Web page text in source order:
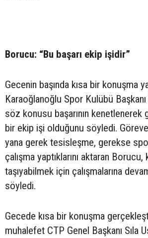
Borucu: “Bu başarı ekip işidir”
Gecenin başında kısa bir konuşma
Karaoğlanoğlu Spor Kulübü
söz konusu başarının kenetlenerek
bir ekip işi olduğunu söyledi.
yana gerek tesisleşme, gerekse
çalışma yaptıklarını aktaran
taşıyabilmek için çalışmalarına
söyledi.
Gecede kısa bir konuşma
muhalefet CTP Genel Başkanı Sıla